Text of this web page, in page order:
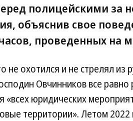
полицейскими за
объяснив свое
проведенных на
не охотился и не стрелял
Овчинников все равно
«всех юридических
территории». Летом